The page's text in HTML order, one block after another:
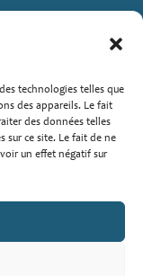
technologies telles que
des appareils. Le fait
des données telles
sur ce site. Le fait de ne
un effet négatif sur
et Spitz) situé en
MARTIN